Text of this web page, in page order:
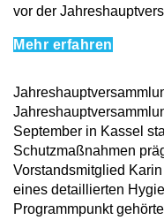
vor der
Mehr erfahren
September in Kassel
Schutzmaßnahmen
Vorstandsmitglied
eines detaillierten
Programmpunkt